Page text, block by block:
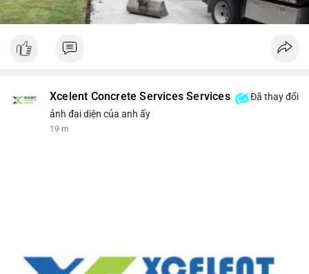
Xcelent Concrete Services Services
Đã thay đổi
ảnh đại diện của anh ấy
19 m